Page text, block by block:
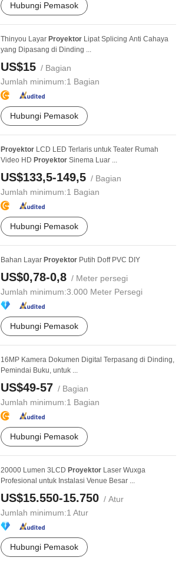
Hubungi Pemasok
Thinyou Layar Proyektor Lipat Splicing Anti Cahaya
yang Dipasang di Dinding ...
US$15 / Bagian
Jumlah minimum:1 Bagian
Hubungi Pemasok
Proyektor LCD LED Terlaris untuk Teater Rumah
Video HD Proyektor Sinema Luar ...
US$133,5-149,5 / Bagian
Jumlah minimum:1 Bagian
Hubungi Pemasok
Bahan Layar Proyektor Putih Doff PVC DIY
US$0,78-0,8 / Meter persegi
Jumlah minimum:3.000 Meter Persegi
Hubungi Pemasok
16MP Kamera Dokumen Digital Terpasang di Dinding,
Pemindai Buku, untuk ...
US$49-57 / Bagian
Jumlah minimum:1 Bagian
Hubungi Pemasok
20000 Lumen 3LCD Proyektor Laser Wuxga
Profesional untuk Instalasi Venue Besar ...
US$15.550-15.750 / Atur
Jumlah minimum:1 Atur
Hubungi Pemasok